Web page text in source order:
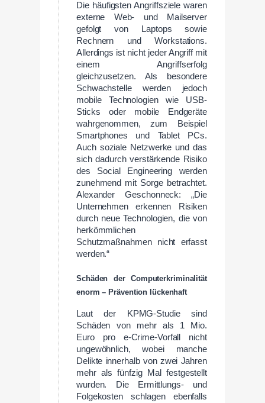
Die häufigsten Angriffsziele waren
externe Web- und Mailserver
gefolgt von Laptops sowie
Rechnern und Workstations.
Allerdings ist nicht jeder Angriff mit
einem Angriffserfolg
gleichzusetzen. Als besondere
Schwachstelle werden jedoch
mobile Technologien wie USB-
Sticks oder mobile Endgeräte
wahrgenommen, zum Beispiel
Smartphones und Tablet PCs.
Auch soziale Netzwerke und das
sich dadurch verstärkende Risiko
des Social Engineering werden
zunehmend mit Sorge betrachtet.
Alexander Geschonneck: „Die
Unternehmen erkennen Risiken
durch neue Technologien, die von
herkömmlichen
Schutzmaßnahmen nicht erfasst
werden.“
Schäden der Computerkriminalität
enorm – Prävention lückenhaft
Laut der KPMG-Studie sind
Schäden von mehr als 1 Mio.
Euro pro e-Crime-Vorfall nicht
ungewöhnlich, wobei manche
Delikte innerhalb von zwei Jahren
mehr als fünfzig Mal festgestellt
wurden. Die Ermittlungs- und
Folgekosten schlagen ebenfalls